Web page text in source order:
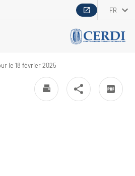
FR
le 18 février 2025